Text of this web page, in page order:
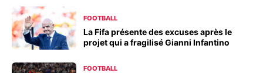
FOOTBALL
La Fifa présente des excuses après le
projet qui a fragilisé Gianni Infantino
FOOTBALL